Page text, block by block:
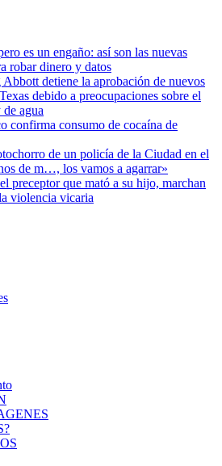
es un engaño: así son las nuevas
robar dinero y datos
detiene la aprobación de nuevos
debido a preocupaciones sobre el
agua
confirma consumo de cocaína de
de un policía de la Ciudad en el
de m…, los vamos a agarrar»
preceptor que mató a su hijo, marchan
violencia vicaria